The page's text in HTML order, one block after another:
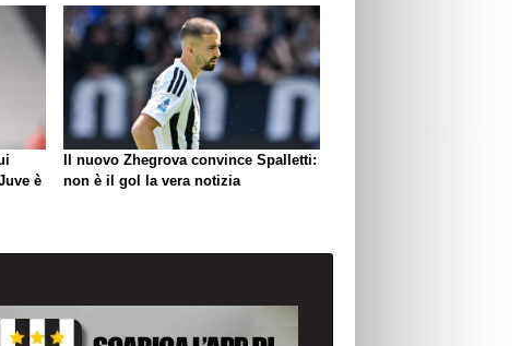
è
Il nuovo Zhegrova convince Spalletti:
non è il gol la vera notizia